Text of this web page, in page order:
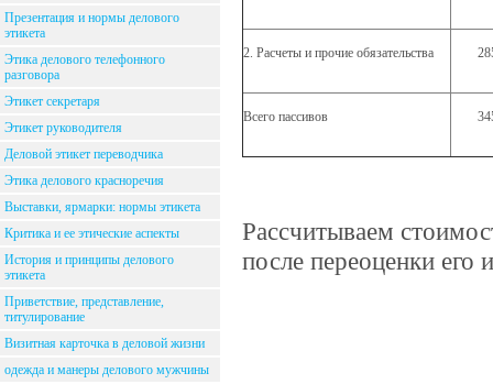
Презентация и нормы делового
этикета
Этика делового телефонного
разговора
Этикет секретаря
Этикет руководителя
Деловой этикет переводчика
Этика делового красноречия
Выставки, ярмарки: нормы этикета
Критика и ее этические аспекты
История и принципы делового
этикета
Приветствие, представление,
титулирование
Визитная карточка в деловой жизни
одежда и манеры делового мужчины
2. Расчеты и прочие обязательства
Всего пассивов
Рассчитываем
после переоценки его